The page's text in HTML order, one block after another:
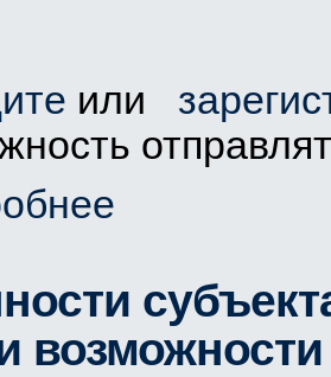
или
возможности